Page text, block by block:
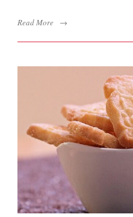
Read More →